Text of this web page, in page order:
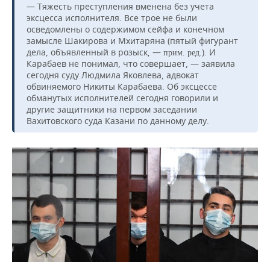
— Тяжесть преступления вменена без учета
эксцесса исполнителя. Все трое не были
осведомлены о содержимом сейфа и конечном
замысле Шакирова и Мхитаряна (пятый фигурант
дела, объявленный в розыск, — прим. ред.). И
Карабаев не понимал, что совершает, — заявила
сегодня суду Людмила Яковлева, адвокат
обвиняемого Никиты Карабаева. Об эксцессе
обманутых исполнителей сегодня говорили и
другие защитники на первом заседании
Вахитовского суда Казани по данному делу.